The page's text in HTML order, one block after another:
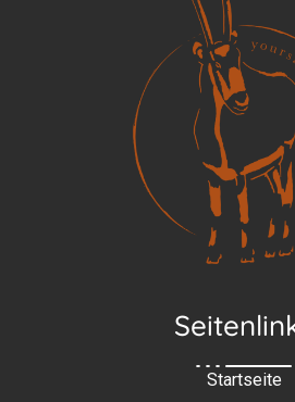
Startseite